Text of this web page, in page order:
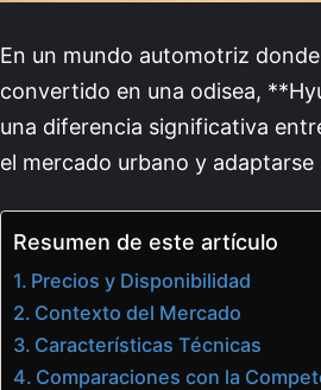
En un mundo automotriz
convertido en una odisea,
una diferencia significativa
el mercado urbano y
Resumen de este artículo
Precios y Disponibilidad
Contexto del Mercado
Características Técnicas
Comparaciones con la